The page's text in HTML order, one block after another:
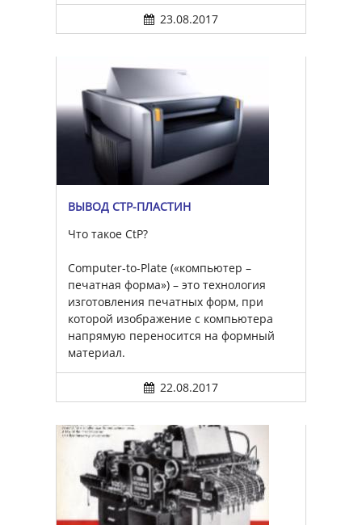
23.08.2017
ВЫВОД CTP-ПЛАСТИН
Что такое CtP?
Computer-to-Plate («компьютер –
печатная форма») – это технология
изготовления печатных форм, при
которой изображение с компьютера
напрямую переносится на формный
материал.
22.08.2017